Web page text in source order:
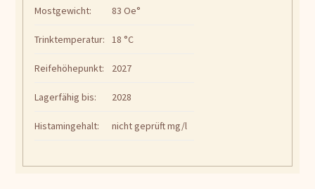
Mostgewicht: 83 Oe°
Trinktemperatur: 18 °C
Reifehöhepunkt: 2027
Lagerfähig bis: 2028
Histamingehalt: nicht geprüft mg/l